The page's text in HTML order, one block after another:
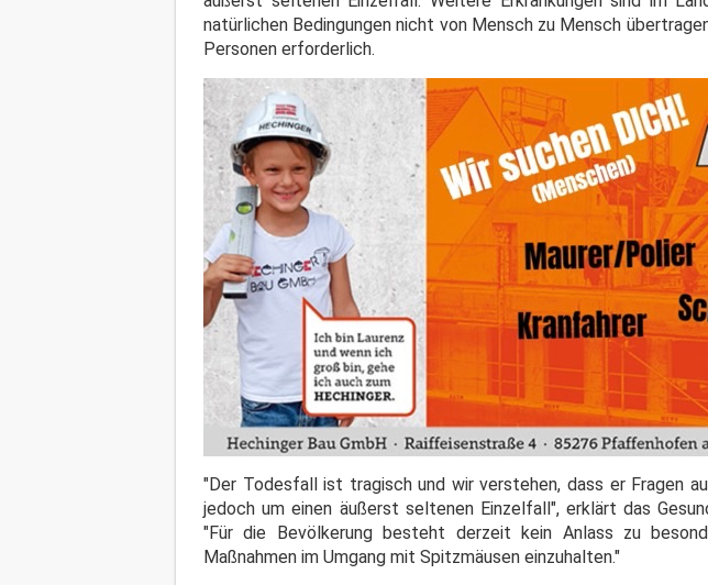
natürlichen Bedingungen nicht von Mensch zu Mensch
Personen erforderlich.
"Der Todesfall ist tragisch und wir verstehen, dass er Fragen
jedoch um einen äußerst seltenen Einzelfall", erklärt das
"Für die Bevölkerung besteht derzeit kein Anlass zu
Maßnahmen im Umgang mit Spitzmäusen einzuhalten."